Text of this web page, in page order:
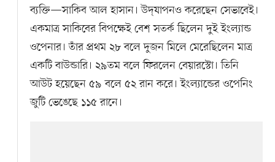
ব্যক্তি—সাকিব আল হাসান। উদ্‌যাপনও করেছেন সেভাবেই।
একমাত্র সাকিবের বিপক্ষেই বেশ সতর্ক ছিলেন দুই ইংল্যান্ড
ওপেনার। তাঁর প্রথম ২৮ বলে দুজন মিলে মেরেছিলেন মাত্র
একটি বাউন্ডারি। ২৯তম বলে ফিরলেন বেয়ারস্টো। তিনি
আউট হয়েছেন ৫৯ বলে ৫২ রান করে। ইংল্যান্ডের ওপেনিং
জুটি ভেঙেছে ১১৫ রানে।